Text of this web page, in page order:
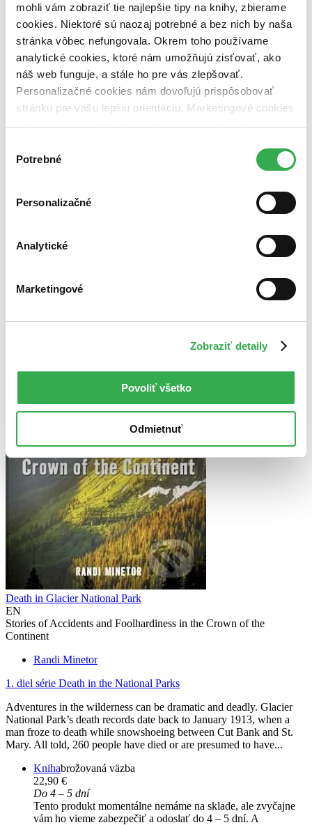
mohli vám zobraziť tie najlepšie tipy na knihy, zbierame
cookies. Niektoré sú naozaj potrebné a bez nich by naša
stránka vôbec nefungovala. Okrem toho používame
analytické cookies, ktoré nám umožňujú zisťovať, ako
náš web funguje, a stále ho pre vás zlepšovať.
Personalizačné cookies nám dovoľujú prispôsobovať
stránku pre vašu lepšiu orientáciu. Marketingové cookies
nám zas umožňujú zobrazenie relevantnej reklamy.
nám pomohlo, keby sme mohli používať všetky tieto
súhlasu
Potrebné
Personalizačné
Analytické
Marketingové
Zobraziť detaily
Povoliť všetko
Odmietnuť
Väzba
brožovaná väzba (1 titul)brožovaná väzba 1
Zúžiť výber
Zoradiť
Top hodnotené
Najlacnejšie
Použité filtre
Death in Glacier National Park
EN
Stories of Accidents and Foolhardiness in the Crown of the
Continent
Randi Minetor
1. diel série Death in the National Parks
Adventures in the wilderness can be dramatic and deadly. Glacier
National Park’s death records date back to January 1913, when a
man froze to death while snowshoeing between Cut Bank and St.
Mary. All told, 260 people have died or are presumed to have...
Knihabrožovaná väzba
22,90 €
Do 4 – 5 dní
Tento produkt momentálne nemáme na sklade, ale zvyčajne
vám ho vieme zabezpečiť a odoslať do 4 – 5 dní. A